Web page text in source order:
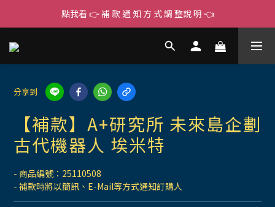
點我看 👉 補 款 通 知 方 式 調 整說 明 👈
分享到
【補款】A+研究所 未來島企劃
古代機器人 埃米特
- 商品編號：25110508
- 補款時將以簡訊、E-Mail等方式通知訂購人